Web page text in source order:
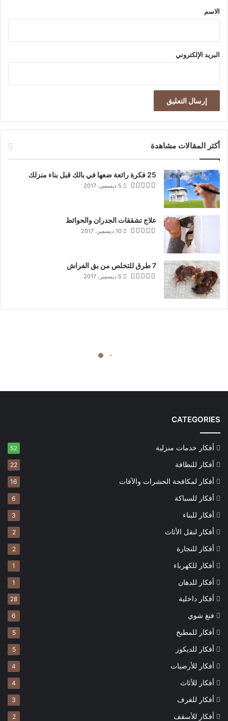
*
الاسم
البريد الإلكتروني
أكثر المقالات مشاهدة
25 فكرة رائعة ضعها في بالك قبل بناء منزلك
5 ديسمبر، 2017
علاج تشققات الجدران والحوائط
10 ديسمبر، 2017
7 طرق للتخلص من بق الفراش
5 ديسمبر، 2017
CATEGORIES
أفكار خدمات منزلية 52
أفكار للنظافة 22
أفكار لمكافحة الحشرات والآفات 16
أفكار للسباكة 6
أفكار للبناء 3
أفكار لنقل الأثاث 2
أفكار للنجارة 2
أفكار للكهرباء 1
أفكار للدهان 1
أفكار داخلية 28
فنغ شوي 6
أفكار للمطبخ 5
أفكار للديكور 5
أفكار للأرضيات 4
أفكار للأثاث 4
أفكار للغرف 3
أفكار للأسقف 2